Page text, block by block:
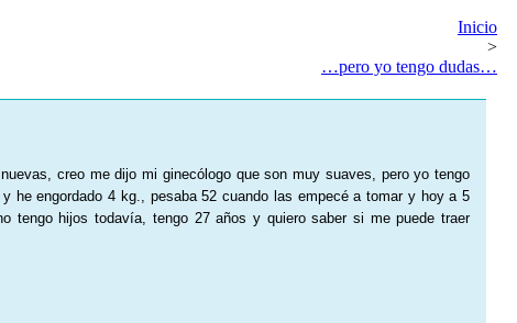
Inicio
>
…pero yo tengo dudas…
creo me dijo mi ginecólogo que son muy suaves, pero yo tengo
he engordado 4 kg., pesaba 52 cuando las empecé a tomar y hoy a 5
tengo hijos todavía, tengo 27 años y quiero saber si me puede traer